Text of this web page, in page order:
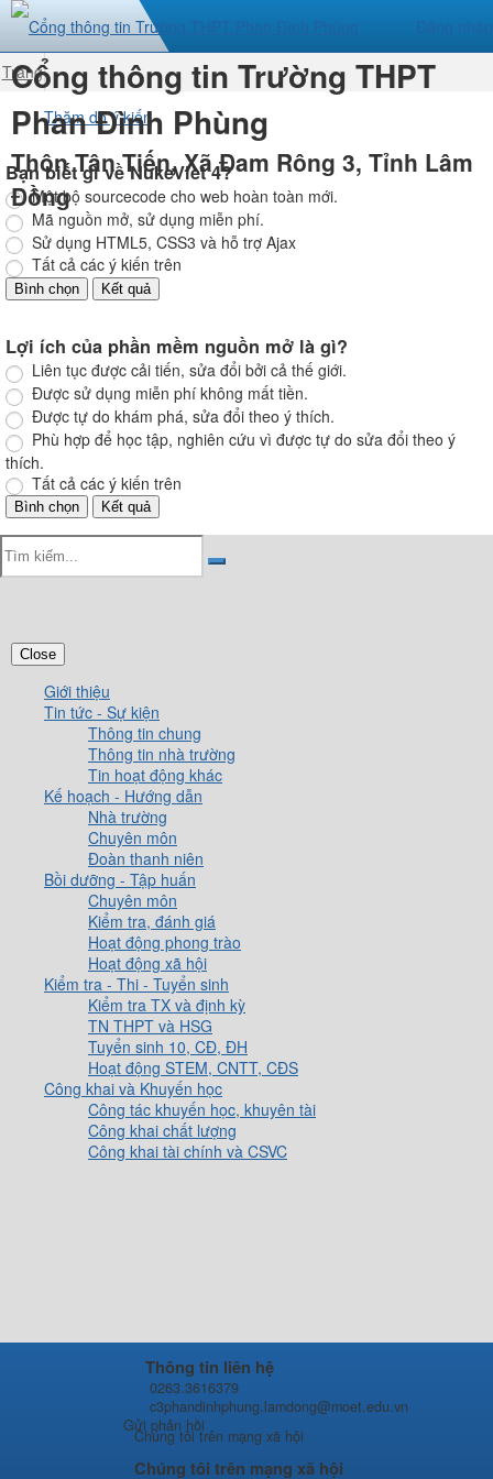
Cổng thông tin Trường THPT
Phan Đình Phùng
Thôn Tân Tiến, Xã Đam Rông 3, Tỉnh Lâm
Đồng
Trang
nhất Thăm dò ý kiến
Bạn biết gì về NukeViet 4?
Một bộ sourcecode cho web hoàn toàn mới.
Mã nguồn mở, sử dụng miễn phí.
Sử dụng HTML5, CSS3 và hỗ trợ Ajax
Tất cả các ý kiến trên
Lợi ích của phần mềm nguồn mở là gì?
Liên tục được cải tiến, sửa đổi bởi cả thế giới.
Được sử dụng miễn phí không mất tiền.
Được tự do khám phá, sửa đổi theo ý thích.
Phù hợp để học tập, nghiên cứu vì được tự do sửa đổi theo ý
thích.
Tất cả các ý kiến trên
Thông tin liên hệ
0263.3616379
c3phandinhphung.lamdong@moet.edu.vn
Gửi phản hồi
Chúng tôi trên mạng xã hội
Chúng tôi trên mạng xã hội
Close
Giới thiệu
Tin tức - Sự kiện
Thông tin chung
Thông tin nhà trường
Tin hoạt động khác
Kế hoạch - Hướng dẫn
Nhà trường
Chuyên môn
Đoàn thanh niên
Bồi dưỡng - Tập huấn
Chuyên môn
Kiểm tra, đánh giá
Hoạt động phong trào
Hoạt động xã hội
Kiểm tra - Thi - Tuyển sinh
Kiểm tra TX và định kỳ
TN THPT và HSG
Tuyển sinh 10, CĐ, ĐH
Hoạt động STEM, CNTT, CĐS
Công khai và Khuyến học
Công tác khuyến học, khuyên tài
Công khai chất lượng
Công khai tài chính và CSVC